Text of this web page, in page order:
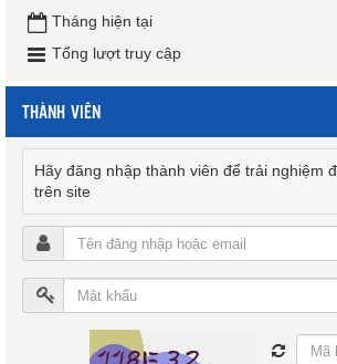
Tháng hiện tại
Tổng lượt truy cập
THÀNH VIÊN
Hãy đăng nhập thành viên để trải nghiệm
trên site